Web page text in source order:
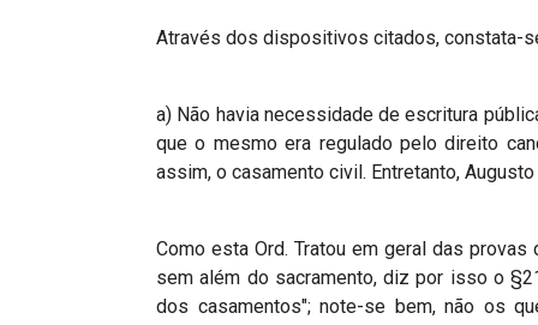
Através dos dispositivos citados, constata-
a) Não havia necessidade de escritura
que o mesmo era regulado pelo direito
assim, o casamento civil. Entretanto,
Como esta Ord. Tratou em geral das
sem além do sacramento, diz por isso o
dos casamentos"; note-se bem, não os